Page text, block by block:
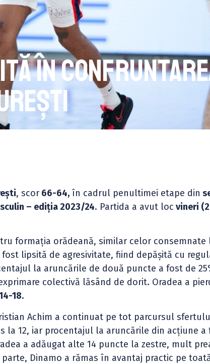
în
, scor 66-64, în cadrul penultimei etape din
– ediția 2023/24. Partida a avut loc vineri
formația orădeană, similar celor consemnate
lipsită de agresivitate, fiind depășită cu
la aruncările de două puncte a fost de
colectivă lăsând de dorit. Oradea a
18.
Achim a continuat pe tot parcursul
la 12, iar procentajul la aruncările din acțiune a
a adăugat alte 14 puncte la zestre, mult
Dinamo a rămas în avantaj practic pe